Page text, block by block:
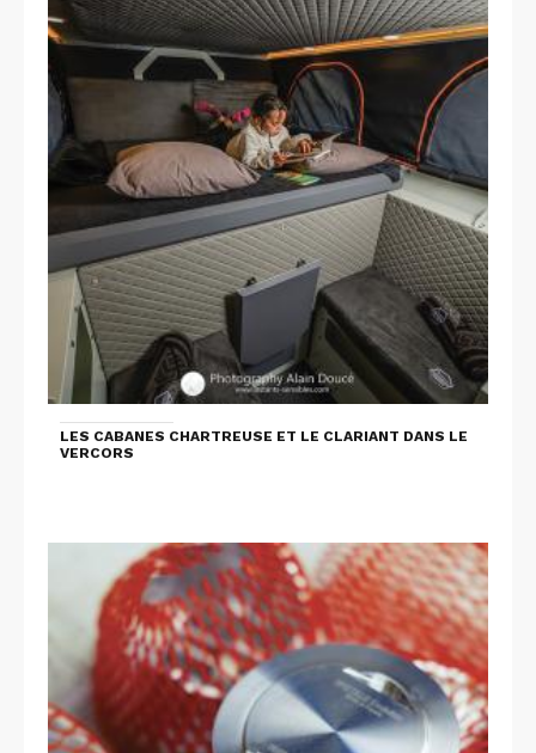
LES CABANES CHARTREUSE ET LE CLARIANT DANS LE
VERCORS